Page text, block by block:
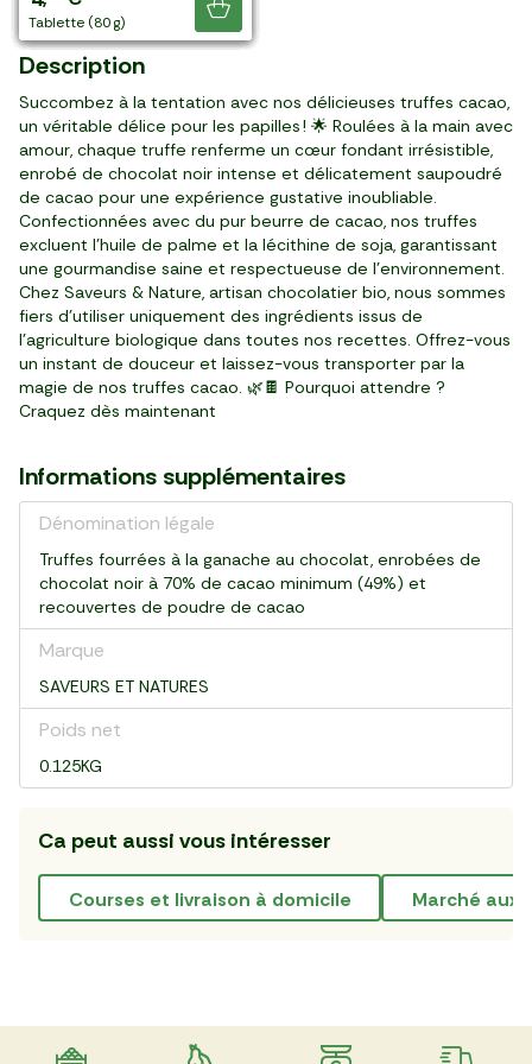
tablette (80 g)
sachet (50 g)
tablette (100 g)
tablette (100 g)
tablette (100 g)
tablette (100 g)
tablette (80 g)
tablette (100 g)
tablette (100 g)
tablette (80 g)
Je découvre
Description
Succombez à la tentation avec nos délicieuses truffes cacao,
un véritable délice pour les papilles ! 🌟 Roulées à la main avec
amour, chaque truffe renferme un cœur fondant irrésistible,
enrobé de chocolat noir intense et délicatement saupoudré
de cacao pour une expérience gustative inoubliable.
Confectionnées avec du pur beurre de cacao, nos truffes
excluent l'huile de palme et la lécithine de soja, garantissant
une gourmandise saine et respectueuse de l'environnement.
Chez Saveurs & Nature, artisan chocolatier bio, nous sommes
fiers d'utiliser uniquement des ingrédients issus de
l'agriculture biologique dans toutes nos recettes. Offrez-vous
un instant de douceur et laissez-vous transporter par la
magie de nos truffes cacao. 🌿🍫 Pourquoi attendre ?
Craquez dès maintenant
Informations supplémentaires
Dénomination légale
Truffes fourrées à la ganache au chocolat, enrobées de
chocolat noir à 70% de cacao minimum (49%) et
recouvertes de poudre de cacao
Marque
SAVEURS ET NATURES
Poids net
0.125KG
Ca peut aussi vous intéresser
courses et livraison à domicile marché